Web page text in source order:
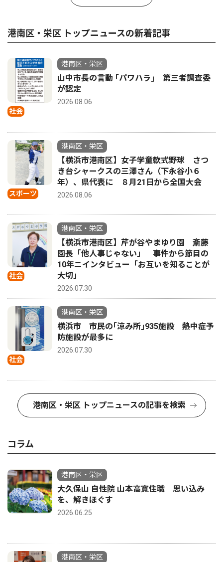
港南区・栄区 トップニュースの新着記事
社会
港南区・栄区
山中市長の言動 ｢パワハラ｣ 第三者調査委
が認定
2026.08.06
スポーツ
港南区・栄区
【横浜市港南区】女子学童軟式野球 さつ
き台シャークスの三澤さん（下永谷小６
年）、県代表に ８月21日から全国大会
2026.08.06
社会
港南区・栄区
【横浜市港南区】芹が谷やまゆり園 斎藤
園長「他人事じゃない」 事件から節目の
10年ニインタビュー「お互いを知ることが
大切」
2026.07.30
社会
港南区・栄区
横浜市 市民の｢涼み所｣935施設 熱中症予
防施設が最多に
2026.07.30
港南区・栄区 トップニュースの記事を検索
コラム
港南区・栄区
大久保山 自性院 山本高寛住職 思い込み
を、解きほぐす
2026.06.25
港南区・栄区